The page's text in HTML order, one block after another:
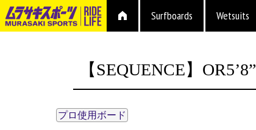
Surfboards Wetsuits
【SEQUENCE】OR5’8”
プロ使用ボード